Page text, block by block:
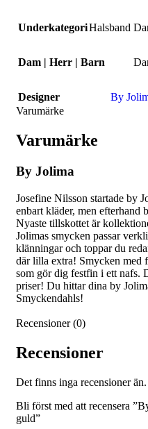
UnderkategoriHalsband
Dam | Herr | Barn
Designer
By
Varumärke
Varumärke
By Jolima
Josefine Nilsson startade by
enbart kläder, men efterhand
Nyaste tillskottet är
Jolimas smycken passar
klänningar och toppar du
där lilla extra! Smycken med
som gör dig festfin i ett nafs.
priser! Du hittar dina by
Smyckendahls!
Recensioner (0)
Recensioner
Det finns inga recensioner än.
Bli först med att recensera
guld”